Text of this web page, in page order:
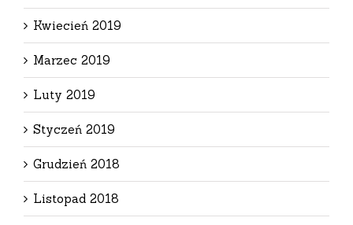
Kwiecień 2019
Marzec 2019
Luty 2019
Styczeń 2019
Grudzień 2018
Listopad 2018